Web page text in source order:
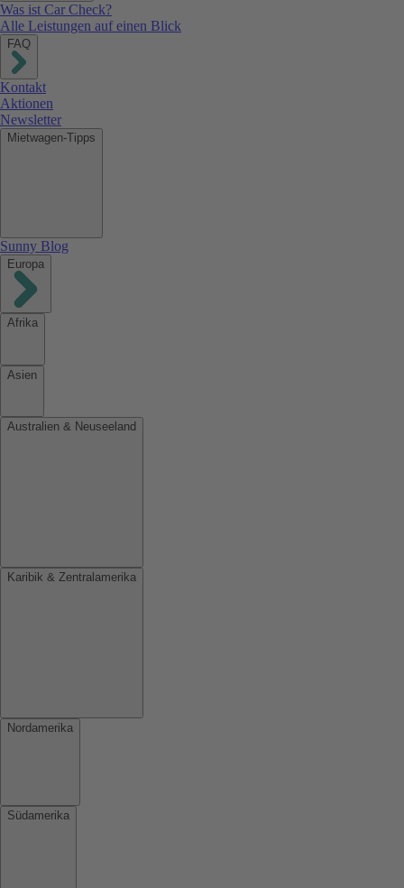
Was ist Car Check?
Alle Leistungen auf einen Blick
FAQ
Kontakt
Aktionen
Newsletter
Mietwagen-Tipps
Sunny Blog
Europa
Afrika
Asien
Australien & Neuseeland
Karibik & Zentralamerika
Nordamerika
Südamerika